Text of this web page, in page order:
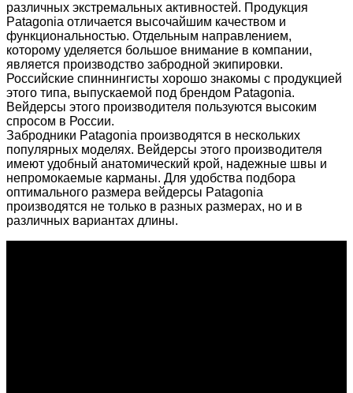
различных экстремальных активностей. Продукция
Patagonia отличается высочайшим качеством и
функциональностью. Отдельным направлением,
которому уделяется большое внимание в компании,
является производство забродной экипировки.
Российские спиннингисты хорошо знакомы с продукцией
этого типа, выпускаемой под брендом Patagonia.
Вейдерсы этого производителя пользуются высоким
спросом в России.
Забродники Patagonia производятся в нескольких
популярных моделях. Вейдерсы этого производителя
имеют удобный анатомический крой, надежные швы и
непромокаемые карманы. Для удобства подбора
оптимального размера вейдерсы Patagonia
производятся не только в разных размерах, но и в
различных вариантах длины.